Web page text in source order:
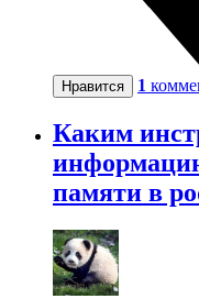
Нравится 1
Каким
памяти в